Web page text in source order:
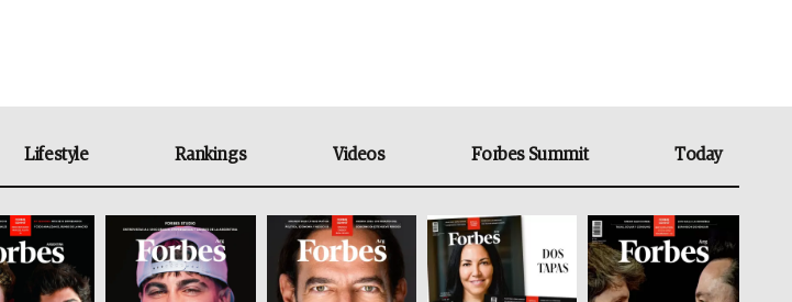
Lifestyle Rankings Videos Forbes Summit Today